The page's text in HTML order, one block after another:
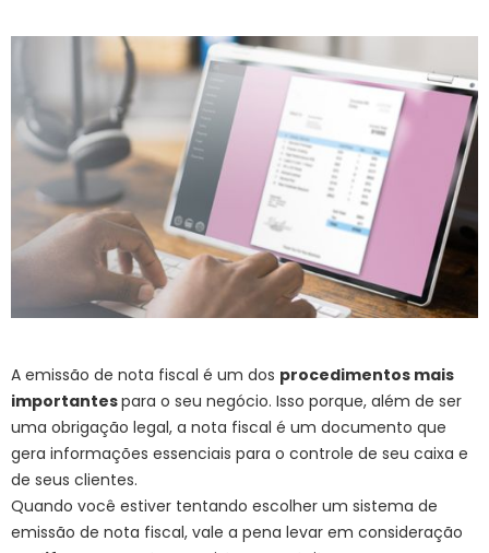
A emissão de nota fiscal é um dos procedimentos mais
importantespara o seu negócio. Isso porque, além de ser
uma obrigação legal, a nota fiscal é um documento que
gera informações essenciais para o controle de seu caixa e
de seus clientes.
Quando você estiver tentando escolher um sistema de
emissão de nota fiscal, vale a pena levar em consideração